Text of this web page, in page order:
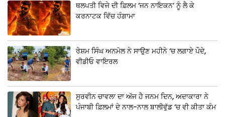
ਥਲਪਤੀ ਵਿਜੇ ਦੀ ਫ਼ਿਲਮ ‘ਜਨ ਨਾਇਕਨ’ ਨੂੰ ਲੈ ਕੇ
ਕਰਨਾਟਕ ਵਿੱਚ ਹੰਗਾਮਾ
ਰੇਸ਼ਮ ਸਿੰਘ ਅਨਮੋਲ ਨੇ ਸਾਉਣ ਮਹੀਨੇ ‘ਚ ਲਗਾਏ ਪੌਦੇ,
ਵੀਡੀਓ ਵਾਇਰਲ
ਸੁਰਵੀਨ ਚਾਵਲਾ ਦਾ ਅੱਜ ਹੈ ਜਨਮ ਦਿਨ, ਅਦਾਕਾਰਾ ਨੇ
ਪੰਜਾਬੀ ਫ਼ਿਲਮਾਂ ਦੇ ਨਾਲ-ਨਾਲ ਬਾਲੀਵੁੱਡ ‘ਚ ਵੀ ਕੀਤਾ ਕੰਮ